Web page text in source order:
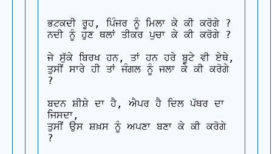
ਭਟਕਦੀ ਰੂਹ, ਪਿੰਜਰ ਨੂੰ ਮਿਲਾ ਕੇ ਕੀ ਕਰੋਗੇ ?
ਨਦੀ ਨੂੰ ਹੁਣ ਥਲਾਂ ਤੀਕਰ ਪੁਚਾ ਕੇ ਕੀ ਕਰੋਗੇ ?
ਜੇ ਸੁੱਕੇ ਬਿਰਖ ਹਨ, ਤਾਂ ਹਨ ਹਰੇ ਬੂਟੇ ਵੀ ਏਥੇ,
ਤੁਸੀਂ ਸਾਰੇ ਹੀ ਤਾਂ ਜੰਗਲ ਨੂੰ ਜਲਾ ਕੇ ਕੀ ਕਰੋਗੇ
?
ਬਦਨ ਸ਼ੀਸ਼ੇ ਦਾ ਹੈ, ਐਪਰ ਹੈ ਦਿਲ ਪੱਥਰ ਦਾ
ਜਿਸਦਾ,
ਤੁਸੀਂ ਉਸ ਸ਼ਖ਼ਸ ਨੂੰ ਅਪਣਾ ਬਣਾ ਕੇ ਕੀ ਕਰੋਗੇ
?